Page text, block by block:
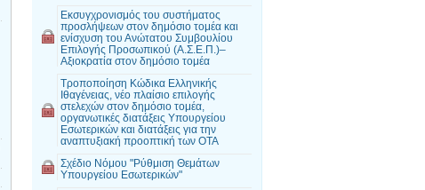
Εκσυγχρονισμός του συστήματος
προσλήψεων στον δημόσιο τομέα και
ενίσχυση του Ανώτατου Συμβουλίου
Επιλογής Προσωπικού (Α.Σ.Ε.Π.)–
Αξιοκρατία στον δημόσιο τομέα
Τροποποίηση Κώδικα Ελληνικής
Ιθαγένειας, νέο πλαίσιο επιλογής
στελεχών στον δημόσιο τομέα,
οργανωτικές διατάξεις Υπουργείου
Εσωτερικών και διατάξεις για την
αναπτυξιακή προοπτική των ΟΤΑ
Σχέδιο Νόμου "Ρύθμιση Θεμάτων
Υπουργείου Εσωτερικών"